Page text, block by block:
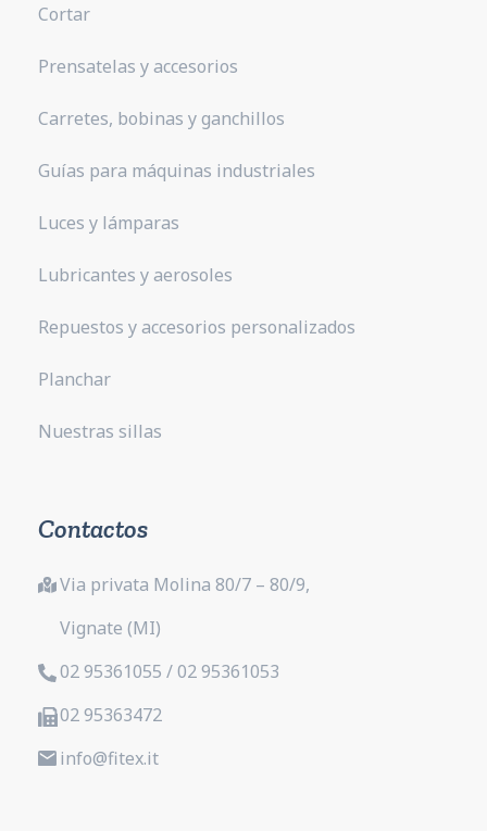
Cortar
Prensatelas y accesorios
Carretes, bobinas y ganchillos
Guías para máquinas industriales
Luces y lámparas
Lubricantes y aerosoles
Repuestos y accesorios personalizados
Planchar
Nuestras sillas
Contactos
Via privata Molina 80/7 – 80/9,
Vignate (MI)
02 95361055 / 02 95361053
02 95363472
info@fitex.it